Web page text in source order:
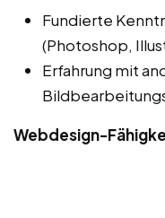
Fundierte
(Photoshop,
Erfahrung mit
Webdesign-